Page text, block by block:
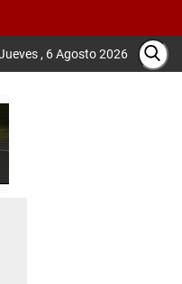
, 6 Agosto 2026